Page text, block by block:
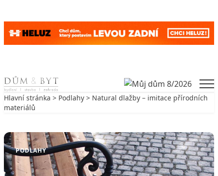
Skip to content
Hlavní stránka > Podlahy > Natural dlažby – imitace přírodních
materiálů
PODLAHY